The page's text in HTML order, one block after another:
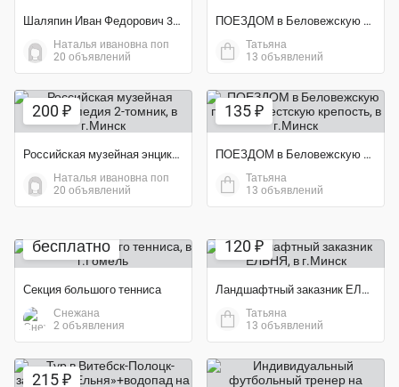
Шаляпин Иван Федорович 3-х томник и две книги
Наталья ивановна поп
20 объявлений
ПОЕЗДОМ в Беловежскую пущу и Брестскую крепость
Татьяна
13 объявлений
200 ₽
Российская музейная энциклопедия 2-томник
Наталья ивановна поп
20 объявлений
135 ₽
ПОЕЗДОМ в Беловежскую пущу и Брестскую крепость
Татьяна
13 объявлений
бесплатно
Секция большого тенниса
Снежана
2 объявления
120 ₽
Ландшафтный заказник ЕЛЬНЯ
Татьяна
13 объявлений
215 ₽